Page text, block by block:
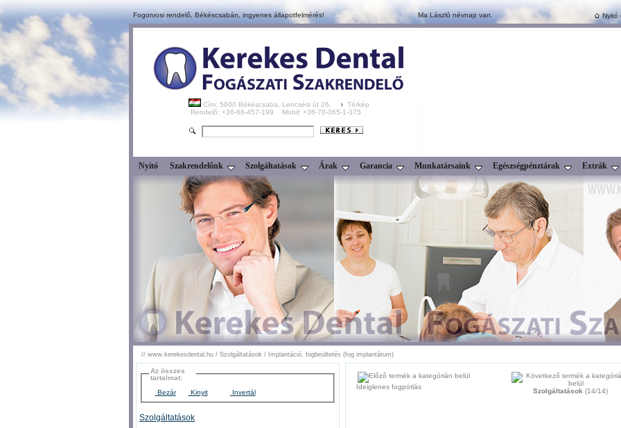
Fogorvosi rendelő, Békéscsabán,ingyenes állapotfelmérés! Ma László névnap van. Nyitó
Cím: 5600 Békéscsaba, Lencsési út 26.
Térkép
Rendelő: +36-66-457-199 Mobil: +36-70-365-1-375
Nyitó Szakrendelőnk Szolgáltatások Árak Garancia Munkatársaink Egészségpénztárak Extrák
// www.kerekesdental.hu / Szolgáltatások / Implantáció, fogbeültetés (fog implantátum)
Az összes
tartalmat:
Bezár
Kinyit Invertál
Szolgáltatások
Ideiglenes fogpótlás
Szolgáltatások (14/14)